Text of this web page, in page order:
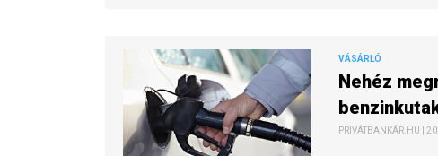
VÁSÁRLÓ
Nehéz
PRIVÁTBANKÁR.HU |